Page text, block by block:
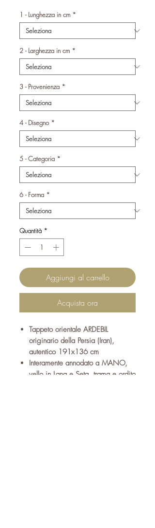
1 - Lunghezza in cm *
2 - Larghezza in cm *
3 - Provenienza *
4 - Disegno *
5 - Categoria *
6 - Forma *
Quantità *
Aggiungi al carrello
Acquista ora
Tappeto orientale ARDEBIL
originario della Persia (Iran),
autentico 191x136 cm
Interamente annodato a MANO,
vello in Lana e Seta, trama e ordito